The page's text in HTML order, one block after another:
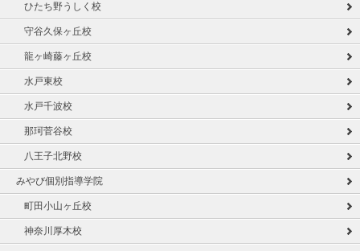
ひたち野うしく校
守谷久保ヶ丘校
龍ヶ崎藤ヶ丘校
水戸東校
水戸千波校
那珂菅谷校
八王子北野校
みやび個別指導学院
町田小山ヶ丘校
神奈川厚木校